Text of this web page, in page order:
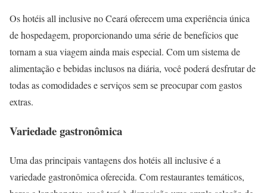
Os hotéis all inclusive no Ceará oferecem uma experiência única
de hospedagem, proporcionando uma série de benefícios que
tornam a sua viagem ainda mais especial. Com um sistema de
alimentação e bebidas inclusos na diária, você poderá desfrutar de
todas as comodidades e serviços sem se preocupar com gastos
extras.
Variedade gastronômica
Uma das principais vantagens dos hotéis all inclusive é a
variedade gastronômica oferecida. Com restaurantes temáticos,